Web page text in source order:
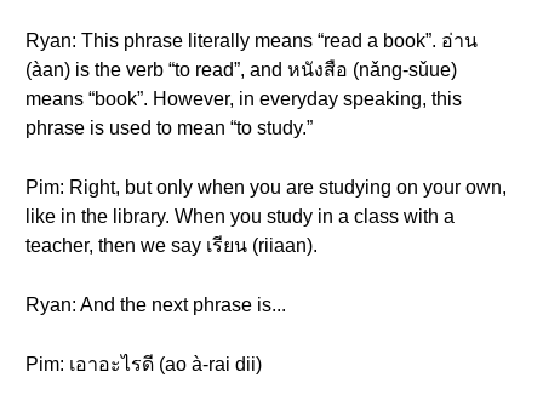
Ryan: This phrase literally means “read a book”. อ่าน
(àan) is the verb “to read”, and หนังสือ (nǎng-sǔue)
means “book”. However, in everyday speaking, this
phrase is used to mean “to study.”
Pim: Right, but only when you are studying on your own,
like in the library. When you study in a class with a
teacher, then we say เรียน (riiaan).
Ryan: And the next phrase is...
Pim: เอาอะไรดี (ao à-rai dii)